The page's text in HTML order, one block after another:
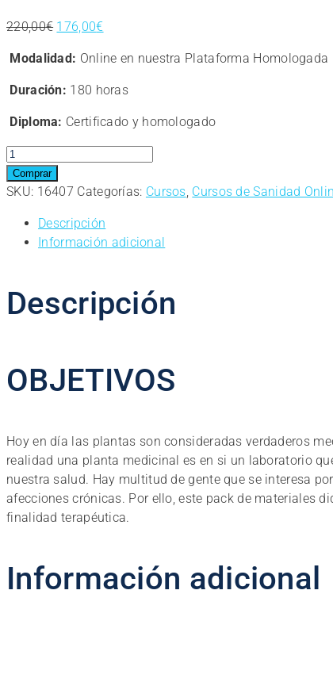
220,00€ El
original
era:
176,00€
actual
Modalidad: Online en nuestra Plataforma Homologada
Duración: 180 horas
Diploma: Certificado y homologado
Curso
Online
Superior
Fitoterapia
cantidad
Comprar
SKU: 16407 Categorías: Cursos Cursos de Sanidad
Descripción
Información adicional
Descripción
OBJETIVOS
Hoy en día las plantas son consideradas verdaderos
realidad una planta medicinal es en si un laboratorio
nuestra salud. Hay multitud de gente que se interesa
afecciones crónicas. Por ello, este pack de materiales
finalidad terapéutica.
Información adicional